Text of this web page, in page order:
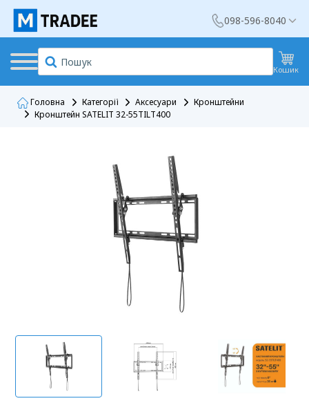
098-596-8040
Кошик
Головна Категорії Аксесуари
Кронштейни
Кронштейн SATELIT 32-55TILT400